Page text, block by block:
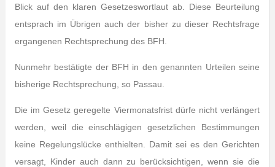
Blick auf den klaren Gesetzeswortlaut ab. Diese Beurteilung
entsprach im Übrigen auch der bisher zu dieser Rechtsfrage
ergangenen Rechtsprechung des BFH.
Nunmehr bestätigte der BFH in den genannten Urteilen seine
bisherige Rechtsprechung, so Passau.
Die im Gesetz geregelte Viermonatsfrist dürfe nicht verlängert
werden, weil die einschlägigen gesetzlichen Bestimmungen
keine Regelungslücke enthielten. Damit sei es den Gerichten
versagt, Kinder auch dann zu berücksichtigen, wenn sie die